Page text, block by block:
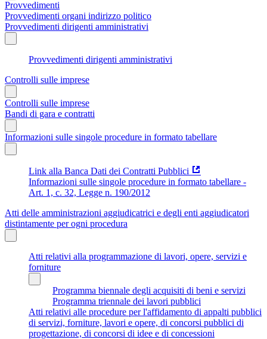
Provvedimenti
Provvedimenti organi indirizzo politico
Provvedimenti dirigenti amministrativi
Provvedimenti dirigenti amministrativi
Controlli sulle imprese
Controlli sulle imprese
Bandi di gara e contratti
Informazioni sulle singole procedure in formato tabellare
Link alla Banca Dati dei Contratti Pubblici
Informazioni sulle singole procedure in formato tabellare -
Art. 1, c. 32, Legge n. 190/2012
Atti delle amministrazioni aggiudicatrici e degli enti aggiudicatori
distintamente per ogni procedura
Atti relativi alla programmazione di lavori, opere, servizi e
forniture
Programma biennale degli acquisiti di beni e servizi
Programma triennale dei lavori pubblici
Atti relativi alle procedure per l'affidamento di appalti pubblici
di servizi, forniture, lavori e opere, di concorsi pubblici di
progettazione, di concorsi di idee e di concessioni